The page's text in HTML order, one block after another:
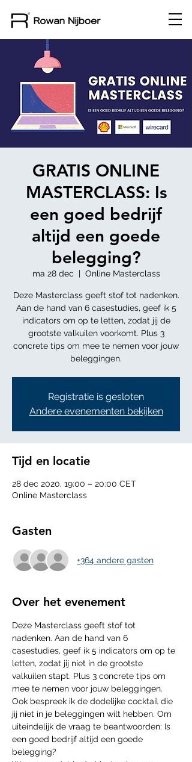
GRATIS ONLINE
MASTERCLASS: Is
een goed bedrijf
altijd een goede
belegging?
ma 28 dec
  |
Online Masterclass
Deze Masterclass geeft stof tot nadenken.
Aan de hand van 6 casestudies, geef ik 5
indicators om op te letten, zodat jij de
grootste valkuilen voorkomt. Plus 3
concrete tips om mee te nemen voor jouw
beleggingen.
Registratie is gesloten
Andere evenementen bekijken
Tijd en locatie
28 dec 2020, 19:00 – 20:00 CET
Online Masterclass
Gasten
+364 andere gasten
Over het evenement
Deze Masterclass geeft stof tot
nadenken. Aan de hand van 6
casestudies, geef ik 5 indicators om op te
letten, zodat jij niet in de grootste
valkuilen stapt. Plus 3 concrete tips om
mee te nemen voor jouw beleggingen.
Ook bespreek ik de dodelijke cocktail die
jij niet in je beleggingen wilt hebben. Om
uiteindelijk de vraag te beantwoorden: Is
een goed bedrijf altijd een goede
belegging?